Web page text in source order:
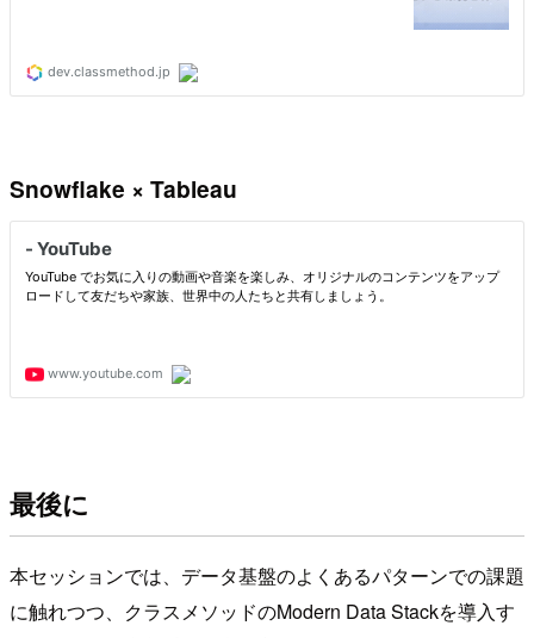
Snowflake × Tableau
最後に
本セッションでは、データ基盤のよくあるパターンでの課題
に触れつつ、クラスメソッドのModern Data Stackを導入す